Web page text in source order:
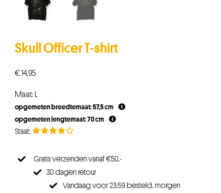
Skull Officer T-shirt
€14,95
Maat: L
opgemeten breedtemaat: 57,5 cm
opgemeten lengtemaat: 70 cm
Gratis verzenden vanaf €50,-
30 dagen retour
Vandaag voor 23:59 besteld, morgen